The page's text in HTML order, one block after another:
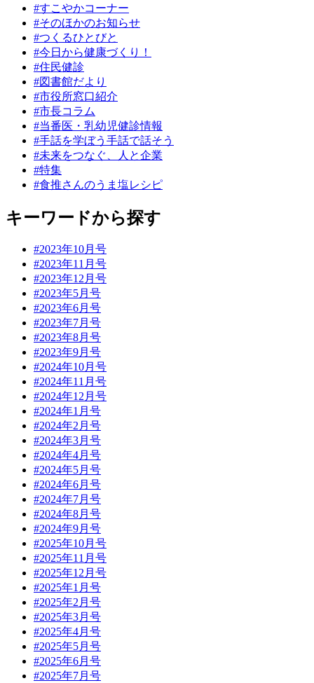
#すこやかコーナー
#そのほかのお知らせ
#つくるひとびと
#今日から健康づくり！
#住民健診
#図書館だより
#市役所窓口紹介
#市長コラム
#当番医・乳幼児健診情報
#手話を学ぼう手話で話そう
#未来をつなぐ、人と企業
#特集
#食推さんのうま塩レシピ
キーワードから探す
#2023年10月号
#2023年11月号
#2023年12月号
#2023年5月号
#2023年6月号
#2023年7月号
#2023年8月号
#2023年9月号
#2024年10月号
#2024年11月号
#2024年12月号
#2024年1月号
#2024年2月号
#2024年3月号
#2024年4月号
#2024年5月号
#2024年6月号
#2024年7月号
#2024年8月号
#2024年9月号
#2025年10月号
#2025年11月号
#2025年12月号
#2025年1月号
#2025年2月号
#2025年3月号
#2025年4月号
#2025年5月号
#2025年6月号
#2025年7月号